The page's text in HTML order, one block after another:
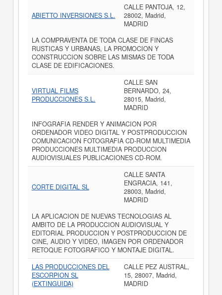
ABIETTO INVERSIONES S.L.
CALLE PANTOJA, 12,
28002, Madrid,
MADRID
LA COMPRAVENTA DE TODA CLASE DE FINCAS
RUSTICAS Y URBANAS, LA PROMOCION Y
CONSTRUCCION SOBRE LAS MISMAS DE TODA
CLASE DE EDIFICACIONES.
VIRTUAL FILMS
PRODUCCIONES S.L.
CALLE SAN
BERNARDO, 24,
28015, Madrid,
MADRID
INFOGRAFIA RENDER Y ANIMACION POR
ORDENADOR VIDEO DIGITAL Y POSTPRODUCCION
COMUNICACION FOTOGRAFIA CD-ROM MULTIMEDIA
PRODUCCIONES MULTIMEDIA PRODUCCION
AUDIOVISUALES PUBLICACIONES CD-ROM.
CORTE DIGITAL SL
CALLE SANTA
ENGRACIA, 141,
28003, Madrid,
MADRID
LA APLICACION DE NUEVAS TECNOLOGIAS AL
AMBITO DE LA PRODUCCION AUDIOVISUAL Y
EDITORIAL PRODUCCION Y POSTPRODUCCION DE
CINE, AUDIO Y VIDEO, IMAGEN POR ORDENADOR
RETOQUE FOTOGRAFICO Y MONTAJE DIGITAL.
LAS PRODUCCIONES DEL
ESCORPION SL
(EXTINGUIDA)
CALLE PEZ AUSTRAL,
15, 28007, Madrid,
MADRID